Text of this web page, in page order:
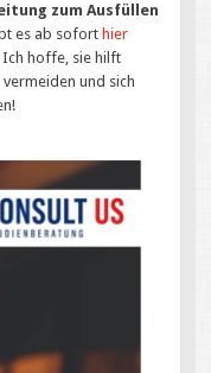
zum Ausfüllen
es ab sofort hier
Ich hoffe, sie hilft
und sich